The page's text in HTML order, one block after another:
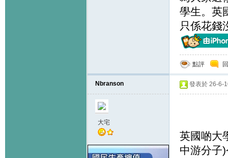
學生。英
只係花錢
點評
Nbranson
大宅
發表於 26-6-
英國啲大
中游分子